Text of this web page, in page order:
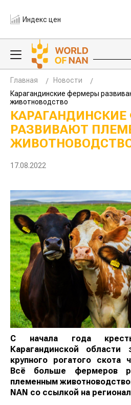
Индекс цен
Главная
Новости
Карагандинские фермеры
животноводство
РАЗВИВАЮТ
17.08.2022
С начала года
Карагандинской области
крупного рогатого скота
Всё больше фермеров
племенным
NAN со ссылкой на